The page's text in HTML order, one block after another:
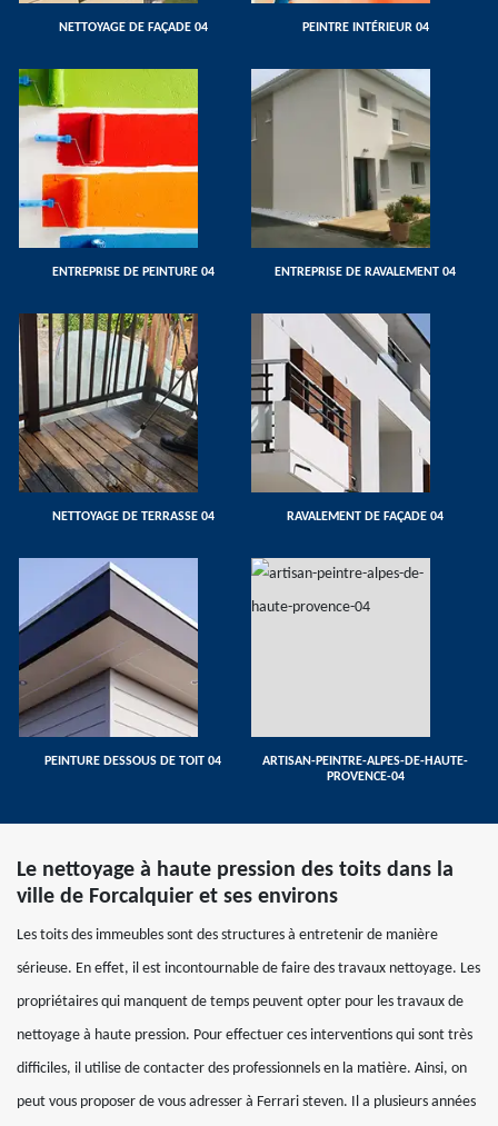
NETTOYAGE DE FAÇADE 04 PEINTRE INTÉRIEUR 04
ENTREPRISE DE PEINTURE 04 ENTREPRISE DE RAVALEMENT 04
NETTOYAGE DE TERRASSE 04 RAVALEMENT DE FAÇADE 04
PEINTURE DESSOUS DE TOIT 04
ARTISAN-PEINTRE-ALPES-DE-HAUTE-
PROVENCE-04
Le nettoyage à haute pression des toits dans la
ville de Forcalquier et ses environs
Les toits des immeubles sont des structures à entretenir de manière
sérieuse. En effet, il est incontournable de faire des travaux nettoyage. Les
propriétaires qui manquent de temps peuvent opter pour les travaux de
nettoyage à haute pression. Pour effectuer ces interventions qui sont très
difficiles, il utilise de contacter des professionnels en la matière. Ainsi, on
peut vous proposer de vous adresser à Ferrari steven. Il a plusieurs années